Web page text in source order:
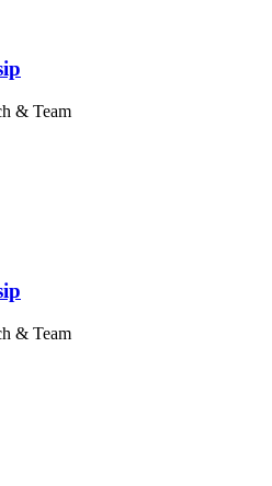
& Team
& Team